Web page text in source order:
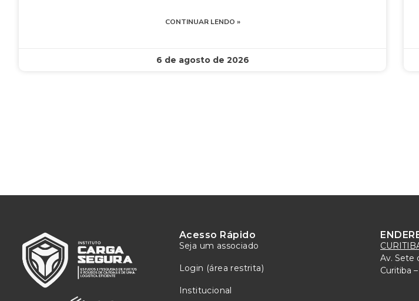
CONTINUAR LENDO »
6 de agosto de 2026
Acesso Rápido
Seja um associado
Login (área restrita)
Institucional
Av. Sete
Curitiba